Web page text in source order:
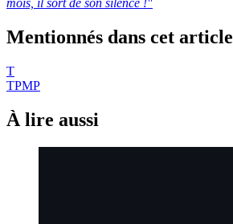
mois, il sort de son silence !"
Mentionnés dans cet article
T
TPMP
À lire aussi